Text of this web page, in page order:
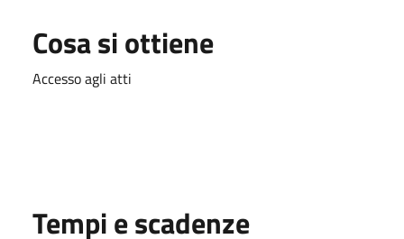
Cosa si ottiene
Accesso agli atti
Tempi e scadenze